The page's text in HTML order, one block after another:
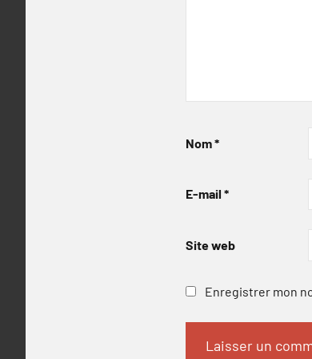
Nom*
E-mail *
Site web
Enregistrer mon